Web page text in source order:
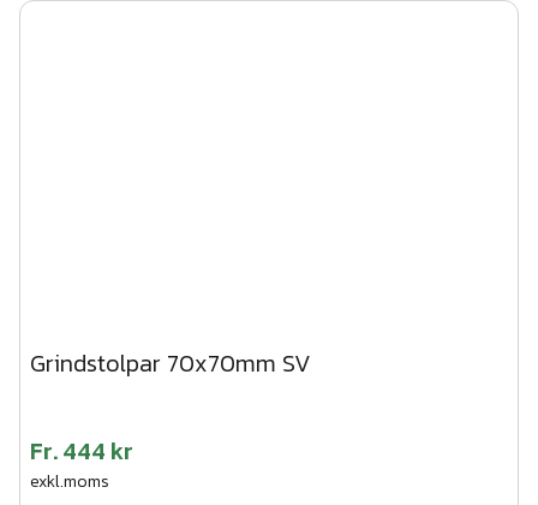
Grindstolpar 70x70mm SV
Fr.444 kr
exkl.moms